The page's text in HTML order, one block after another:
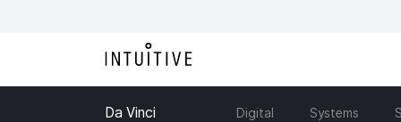
Da Vinci Digital Systems